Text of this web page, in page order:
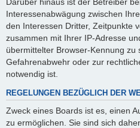
Interessenabwägung zwischen
den Interessen Dritter, Zeitpunkte
zusammen mit Ihrer IP-Adresse
übermittelter Browser-Kennung zu
Gefahrenabwehr oder zur
notwendig ist.
REGELUNGEN BEZÜGLICH DER
Zweck eines Boards ist es, einen
zu ermöglichen. Sie sind sich